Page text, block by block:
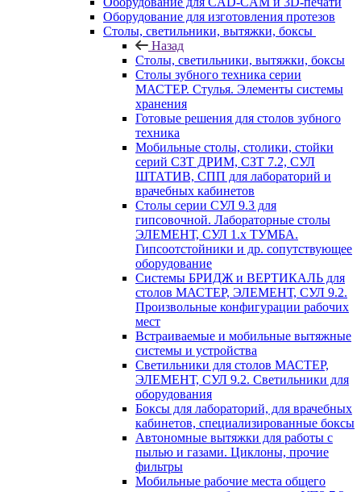
Оборудование для изготовления протезов
Cтолы, светильники, вытяжки, боксы
Назад
Cтолы, светильники, вытяжки, боксы
Столы зубного техника серии
МАСТЕР. Стулья. Элементы системы
хранения
Готовые решения для столов зубного
техника
Мобильные столы, столики, стойки
серий СЗТ ДРИМ, СЗТ 7.2, СУЛ
ШТАТИВ, СПП для лабораторий и
врачебных кабинетов
Столы серии СУЛ 9.3 для
гипсовочной. Лабораторные столы
ЭЛЕМЕНТ, СУЛ 1.х ТУМБА.
Гипсоотстойники и др. сопутствующее
оборудование
Системы БРИДЖ и ВЕРТИКАЛЬ для
столов МАСТЕР, ЭЛЕМЕНТ, СУЛ 9.2.
Произвольные конфигурации рабочих
мест
Встраиваемые и мобильные вытяжные
системы и устройства
Светильники для столов МАСТЕР,
ЭЛЕМЕНТ, СУЛ 9.2. Светильники для
оборудования
Боксы для лабораторий, для врачебных
кабинетов, специализированные боксы
Автономные вытяжки для работы с
пылью и газами. Циклоны, прочие
фильтры
Мобильные рабочие места общего